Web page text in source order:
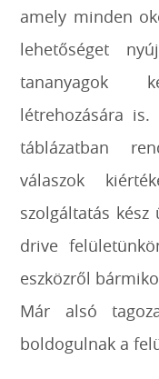
amely minden
lehetőséget
tananyagok
létrehozására is.
táblázatban
válaszok
szolgáltatás
drive
eszközről
Már alsó
boldogulnak a